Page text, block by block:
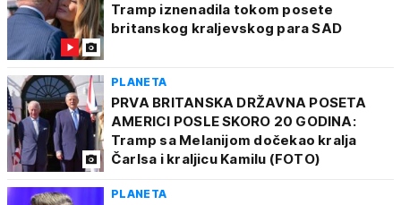
Tramp iznenadila tokom posete
britanskog kraljevskog para SAD
PLANETA
PRVA BRITANSKA DRŽAVNA POSETA
AMERICI POSLE SKORO 20 GODINA:
Tramp sa Melanijom dočekao kralja
Čarlsa i kraljicu Kamilu (FOTO)
PLANETA